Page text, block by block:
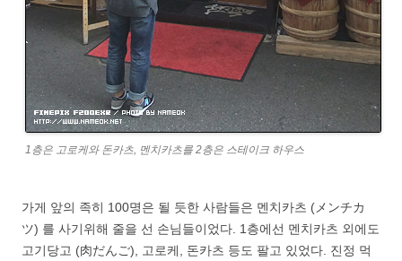
1층은 고로케와 돈카츠, 멘치카츠를 2층은 스테이크 하우스
가게 앞의 족히 100명은 될 듯한 사람들은 멘치카츠 (メンチカ
ツ) 를 사기위해 줄을 선 손님들이었다. 1층에선 멘치카츠 외에도
고기당고 (肉だんご), 고로케, 돈카츠 등도 팔고 있었다. 진정 먹